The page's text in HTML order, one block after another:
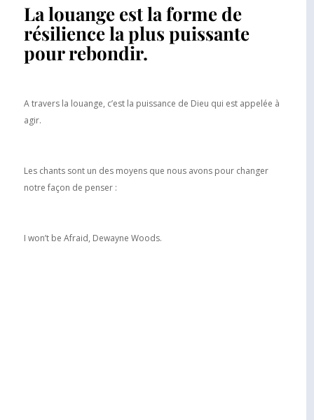
La louange est la forme de
résilience la plus puissante
pour rebondir.
A travers la louange, c’est la puissance de Dieu qui est appelée à
agir.
Les chants sont un des moyens que nous avons pour changer
notre façon de penser :
I won’t be Afraid, Dewayne Woods.